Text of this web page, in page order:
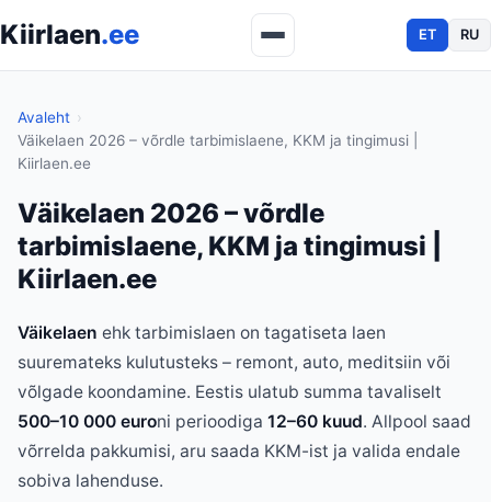
Kiirlaen.ee ET RU
Avaleht
Väikelaen 2026 – võrdle tarbimislaene, KKM ja tingimusi |
Kiirlaen.ee
Väikelaen 2026 – võrdle
tarbimislaene, KKM ja tingimusi |
Kiirlaen.ee
Väikelaen ehk tarbimislaen on tagatiseta laen
suuremateks kulutusteks – remont, auto, meditsiin või
võlgade koondamine. Eestis ulatub summa tavaliselt
500–10 000 euroni perioodiga 12–60 kuud. Allpool saad
võrrelda pakkumisi, aru saada KKM-ist ja valida endale
sobiva lahenduse.